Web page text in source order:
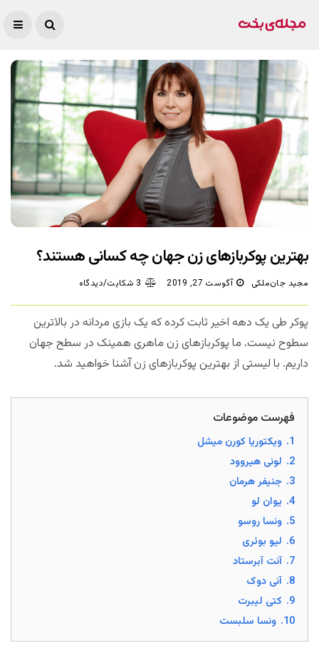
بهترین پوکربازهای زن جهان چه کسانی هستند؟
مجید جان‌ملکی آگوست 27, 2019 3 شکایت/دیدگاه
پوکر طی یک دهه اخیر ثابت کرده که یک بازی مردانه در بالاترین
سطوح نیست. ما پوکربازهای زن ماهری همینک در سطح جهان
داریم. با لیستی از بهترین پوکربازهای زن آشنا خواهید شد.
فهرست موضوعات
1. ویکتوریا کورن میشل
2. لونی هیروود
3. جنیفر هرمان
4. یوان لو
5. ونسا روسو
6. لیو بوئری
7. آنت آبرستاد
8. آنی دوک
9. کتی لیبرت
10. ونسا سلبست